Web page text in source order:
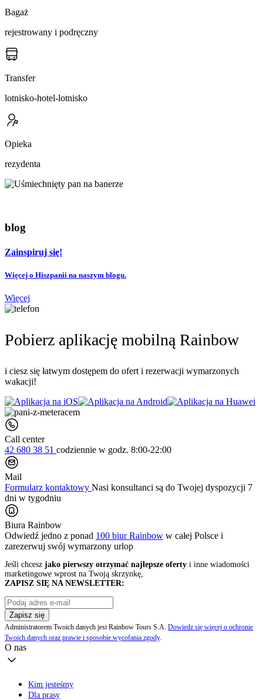
Bagaż
rejestrowany i podręczny
Transfer
lotnisko-hotel-lotnisko
Opieka
rezydenta
blog
Zainspiruj się!
Więcej o Hiszpanii na naszym blogu.
Więcej
Pobierz aplikację mobilną Rainbow
i ciesz się łatwym dostępem do ofert i rezerwacji wymarzonych
wakacji!
Call center
42 680 38 51 codziennie w godz. 8:00-22:00
Mail
Formularz kontaktowy Nasi konsultanci są do Twojej dyspozycji 7
dni w tygodniu
Biura Rainbow
Odwiedź jedno z ponad 100 biur Rainbow w całej Polsce i
zarezerwuj swój wymarzony urlop
Jeśli chcesz jako pierwszy otrzymać najlepsze oferty i inne wiadomości
marketingowe wprost na Twoją skrzynkę,
ZAPISZ SIĘ NA NEWSLETTER:
Zapisz się
Administratorem Twoich danych jest Rainbow Tours S.A. Dowiedz się więcej o ochronie
Twoich danych oraz prawie i sposobie wycofania zgody.
O nas
Kim jesteśmy
Dla prasy